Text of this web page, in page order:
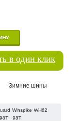
в один клик
Зимние шины
Winspike WH62
98T